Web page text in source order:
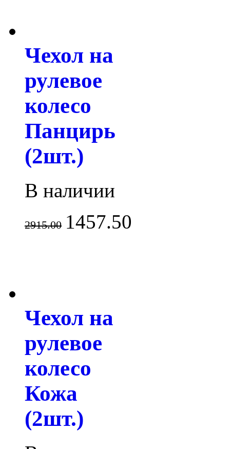
Чехол на
рулевое
колесо
Панцирь
(2шт.)
В наличии
2915.00 1457.50
Чехол на
рулевое
колесо
Кожа
(2шт.)